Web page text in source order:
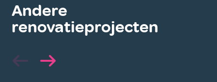
Andere
renovatieprojecten